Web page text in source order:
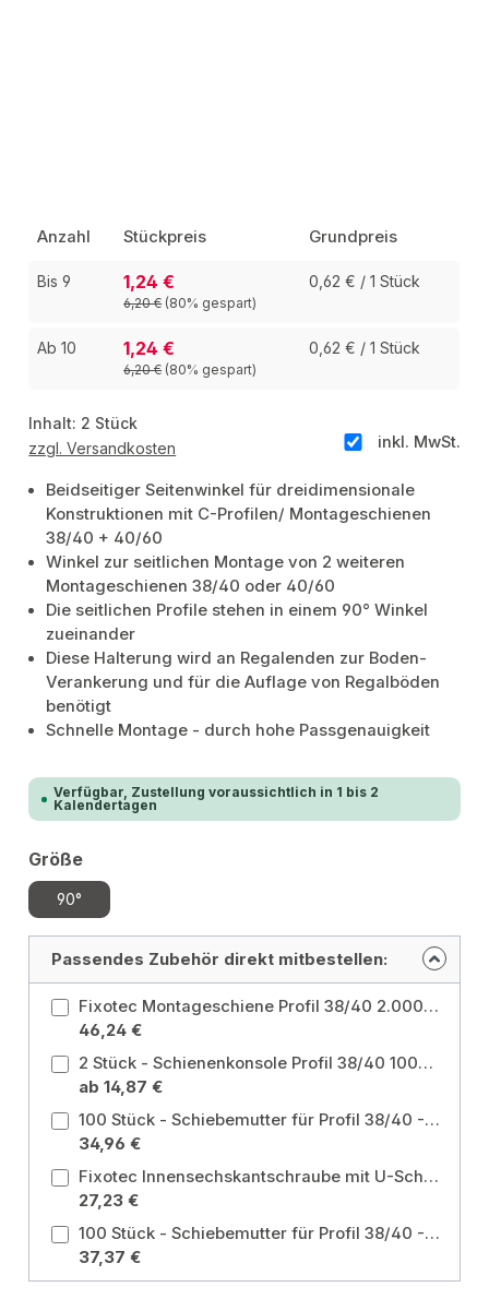
Anzahl Stückpreis Grundpreis
Bis9 1,24 €
6,20 € (80% gespart)
0,62 € / 1 Stück
Ab10 1,24 €
6,20 € (80% gespart)
0,62 € / 1 Stück
Inhalt: 2 Stück
inkl. MwSt.
zzgl. Versandkosten
Beidseitiger Seitenwinkel für dreidimensionale
Konstruktionen mit C-Profilen/ Montageschienen
38/40 + 40/60
Winkel zur seitlichen Montage von 2 weiteren
Montageschienen 38/40 oder 40/60
Die seitlichen Profile stehen in einem 90° Winkel
zueinander
Diese Halterung wird an Regalenden zur Boden-
Verankerung und für die Auflage von Regalböden
benötigt
Schnelle Montage - durch hohe Passgenauigkeit
Verfügbar, Zustellung voraussichtlich in 1 bis 2
Kalendertagen
Größeauswählen
90°
Passendes Zubehör direkt mitbestellen:
Fixotec Montageschiene Profil 38/40 2.000mm Stärke 2,00mm verzinkt - 2 Stück
46,24 €
2 Stück - Schienenkonsole Profil 38/40 1000mm verzinkt Größe: 38/40 x 1000mm
ab 14,87 €
100 Stück - Schiebemutter für Profil 38/40 - 40/60 M8 verzinkt Größe: M8 38/40
34,96 €
Fixotec Innensechskantschraube mit U-Scheibe M8 Gewindelänge 15mm verzinkt - 100 Stück
27,23 €
100 Stück - Schiebemutter für Profil 38/40 - 40/60 M10 verzinkt Größe: M10 38/40
37,37 €